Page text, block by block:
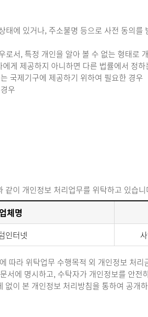
에 있거나, 주소불명 등으로 사전 동의
서, 특정 개인을 알아 볼 수 없는 형태로
게 제공하지 아니하면 다른 법률에서 정
국제기구에 제공하기 위하여 필요한 경우
우
이 개인정보 처리업무를 위탁하고 있습니
체명
인터넷
따라 위탁업무 수행목적 외 개인정보 처
서에 명시하고, 수탁자가 개인정보를 안전
이 본 개인정보 처리방침을 통하여 공개